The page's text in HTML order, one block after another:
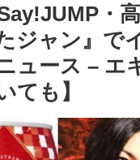
・
たジャン』
ュース – エ
ても】